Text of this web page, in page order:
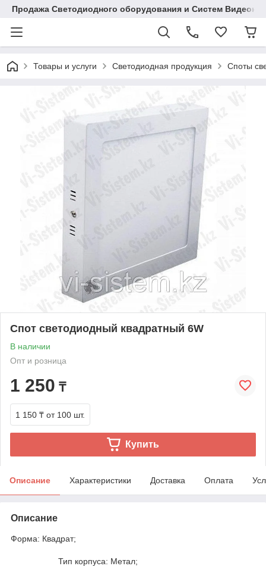
Продажа Светодиодного оборудования и Систем
Товары и услуги Светодиодная продукция Споты
Спот светодиодный квадратный 6W
В наличии
Опт и розница
1 250 ₸
1 150 ₸ от 100 шт.
Купить
Описание Характеристики Доставка Оплата
Описание
Форма: Квадрат;
Тип корпуса: Метал;